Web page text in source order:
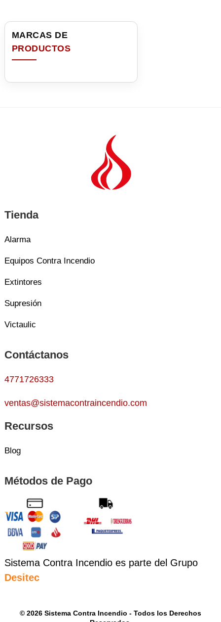
Tienda
Alarma
Equipos Contra Incendio
Extintores
Supresión
Victaulic
Contáctanos
4771726333
ventas@sistemacontraincendio.com
Recursos
Blog
Métodos de Pago
Sistema Contra Incendio es parte del Grupo
Desitec
© 2026 Sistema Contra Incendio - Todos los Derechos